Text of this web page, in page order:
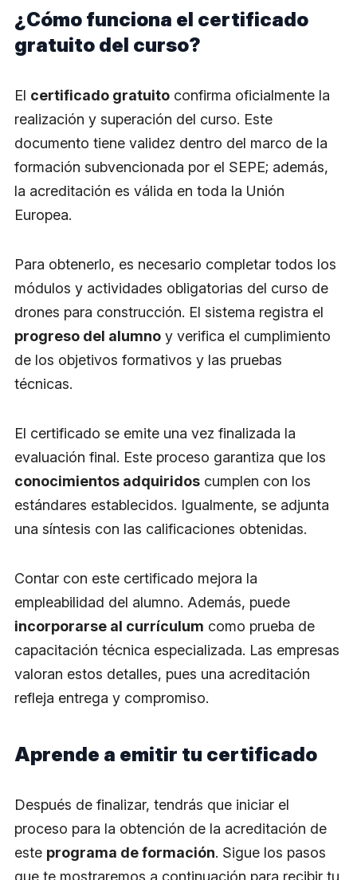
¿Cómo funciona el certificado
gratuito del curso?
El certificado gratuito confirma oficialmente la
realización y superación del curso. Este
documento tiene validez dentro del marco de la
formación subvencionada por el SEPE; además,
la acreditación es válida en toda la Unión
Europea.
Para obtenerlo, es necesario completar todos los
módulos y actividades obligatorias del curso de
drones para construcción. El sistema registra el
progreso del alumno y verifica el cumplimiento
de los objetivos formativos y las pruebas
técnicas.
El certificado se emite una vez finalizada la
evaluación final. Este proceso garantiza que los
conocimientos adquiridos cumplen con los
estándares establecidos. Igualmente, se adjunta
una síntesis con las calificaciones obtenidas.
Contar con este certificado mejora la
empleabilidad del alumno. Además, puede
incorporarse al currículum como prueba de
capacitación técnica especializada. Las empresas
valoran estos detalles, pues una acreditación
refleja entrega y compromiso.
Aprende a emitir tu certificado
Después de finalizar, tendrás que iniciar el
proceso para la obtención de la acreditación de
este programa de formación. Sigue los pasos
que te mostraremos a continuación para recibir tu